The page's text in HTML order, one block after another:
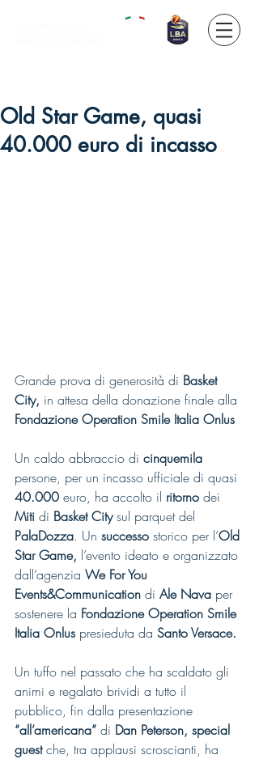
Old Star Game, quasi
40.000 euro di incasso
Grande prova di generosità di Basket
City, in attesa della donazione finale alla
Fondazione Operation Smile Italia Onlus
Un caldo abbraccio di cinquemila
persone, per un incasso ufficiale di quasi
40.000 euro, ha accolto il ritorno dei
Miti di Basket City sul parquet del
PalaDozza. Un successo storico per l’Old
Star Game, l’evento ideato e organizzato
dall’agenzia We For You
Events&Communication di Ale Nava per
sostenere la Fondazione Operation Smile
Italia Onlus presieduta da Santo Versace.
Un tuffo nel passato che ha scaldato gli
animi e regalato brividi a tutto il
pubblico, fin dalla presentazione
“all’americana” di Dan Peterson, special
guest che, tra applausi scroscianti, ha